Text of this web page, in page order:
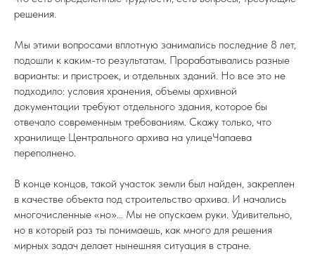
решения.
Мы этими вопросами вплотную занимались последние 8 лет,
подошли к каким-то результатам. Прорабатывались разные
варианты: и пристроек, и отдельных зданий. Но все это не
подходило: условия хранения, объемы архивной
документации требуют отдельного здания, которое бы
отвечало современным требованиям. Скажу только, что
хранилище Центрального архива на улицеЧапаева
переполнено.
В конце концов, такой участок земли был найден, закреплен
в качестве объекта под строительство архива. И начались
многочисленные «но»… Мы не опускаем руки. Удивительно,
но в который раз ты понимаешь, как много для решения
мирных задач делает нынешняя ситуация в стране.